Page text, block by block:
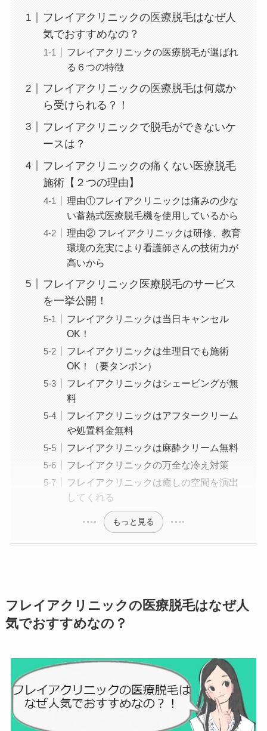
フレイアクリニックの医療脱毛はなぜ人
気でおすすめなの？
フレイアクリニックの医療脱毛が選ばれ
る６つの特徴
フレイアクリニックの医療脱毛は何歳か
ら受けられる？！
フレイアクリニックで脱毛ができないケ
ースは？
フレイアクリニックの痛くない医療脱毛
施術【２つの理由】
理由①フレイアクリニックは痛みの少な
い蓄熱式医療脱毛機を使用しているから
理由② フレイアクリニックは研修、教育
環境の充実により看護師さんの技術力が
高いから
フレイアクリニック医療脱毛のサービス
を一挙公開！
フレイアクリニックは当日キャンセル
OK！
フレイアクリニックは生理日でも施術
OK！（要タンポン）
フレイアクリニックはシェービングが無
料
フレイアクリニックはアフタークリーム
や処置料金無料
フレイアクリニックは麻酔クリーム無料
フレイアクリニックの万全な冷え対策
フレイアクリニックは癒しの空間を演出
してくれる
もっと見る
フレイアクリニックの医療脱毛はなぜ人
気でおすすめなの？